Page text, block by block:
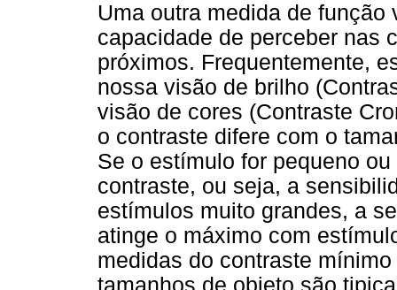
Uma outra medida de
capacidade de perceber nas
próximos. Frequentemente,
nossa visão de brilho
visão de cores (Contraste
o contraste difere com o
Se o estímulo for pequeno
contraste, ou seja, a
estímulos muito grandes, a
atinge o máximo com
medidas do contraste